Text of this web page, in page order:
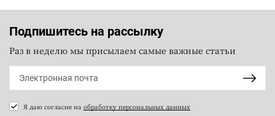
Подпишитесь на рассылку
Раз в неделю мы присылаем самые важные статьи
Я даю согласие на обработку персональных данных